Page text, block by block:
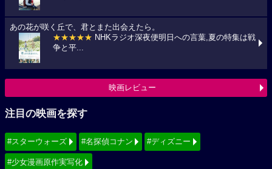
あの花が咲く丘で、君とまた出会えたら。
★★★★★ NHKラジオ深夜便明日への言葉,夏の特集は戦
争と平...
映画レビュー
注目の映画を探す
#スターウォーズ #名探偵コナン #ディズニー
#少女漫画原作実写化